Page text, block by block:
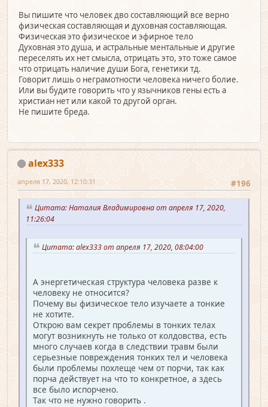
Вы пишите что человек дво составляющий все верно
физическая составляющая и духовная составляющая.
Физическая это физическое и эфирное тело
Духовная это душа, и астральные ментальные и другие
переселять их нет смысла, отрицать это, это тоже самое
что отрицать наличие души Бога, генетики тд.
Говорит лишь о неграмотности человека ничего болие.
Или вы будите говорить что у язычников гены есть а
христиан нет или какой то другой орган.
Не пишите бреда.
alex333
#196
апреля 17, 2020, 12:10:31
Цитата: Наталия Владимировна от апреля 17, 2020,
11:26:04
Цитата: alex333 от апреля 17, 2020, 08:04:00
А энергетическая структура человека разве к
человеку не относится?
Почему вы физическое тело изучаете а тонкие
не хотите.
Открою вам секрет проблемы в тонких телах
могут возникнуть не только от колдовства, есть
много случаев когда в следствии травм были
серьезные повреждения тонких тел и человека
были проблемы похлеще чем от порчи, так как
порча действует на что то конкретное, а здесь
все было испорчено.
Так что не нужно говорить .